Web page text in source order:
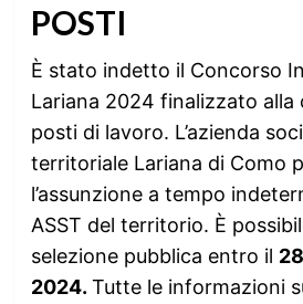
POSTI
È stato indetto il Concorso
Lariana 2024 finalizzato
posti di lavoro. L’azienda
territoriale Lariana di Como
l’assunzione a tempo
ASST del territorio. È
selezione pubblica entro il
2024. Tutte le informazioni